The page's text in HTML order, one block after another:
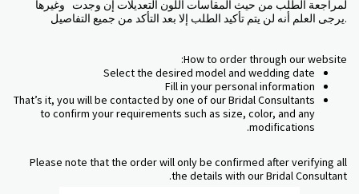
لمراجعة الطلب من حيث المقاسات اللون التعديلات إن وجدت وغيرها
.يرجى العلم أنه لن يتم تأكيد الطلب إلا بعد التأكد من جميع التفاصيل
How to order through our website:
Select the desired model and wedding date
Fill in your personal information
That’s it, you will be contacted by one of our Bridal Consultants
to confirm your requirements such as size, color, and any
modifications.
Please note that the order will only be confirmed after verifying all
the details with our Bridal Consultant.